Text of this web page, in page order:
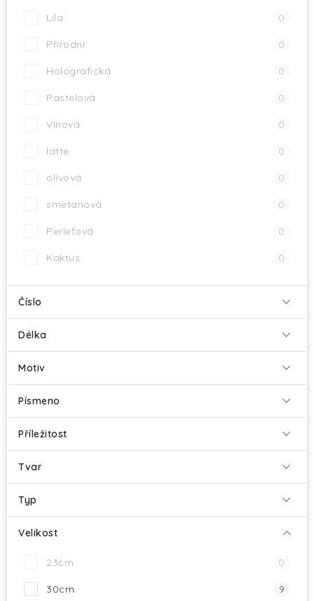
Lila 0
Přírodní 0
Holografická 0
Pastelová 0
Vínová 0
latte 0
olivová 0
smetanová 0
Perleťová 0
Kaktus 0
Číslo
Délka
Motiv
Písmeno
Příležitost
Tvar
Typ
Velikost
23cm 0
30cm 9